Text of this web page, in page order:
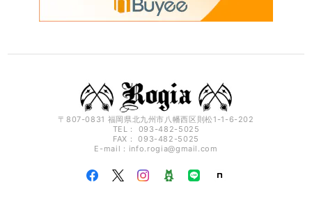
〒807-0831 福岡県北九州市八幡西区則松1-1-6-202
TEL： 093-482-5025
FAX： 093-482-5025
E-mail： info.rogia@gmail.com